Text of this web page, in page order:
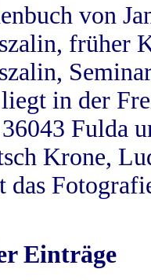
von
früher
in der
Fulda
Krone,
Einträge